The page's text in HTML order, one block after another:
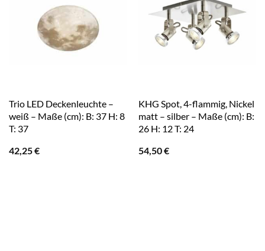
Trio LED Deckenleuchte –
weiß – Maße (cm): B: 37 H: 8
T: 37
42,25€
KHG Spot, 4-flammig, Nickel
matt – silber – Maße (cm): B:
26 H: 12 T: 24
54,50€